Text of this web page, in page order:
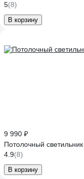
5(8)
В корзину
9 990 ₽
Потолочный
4.9(8)
В корзину